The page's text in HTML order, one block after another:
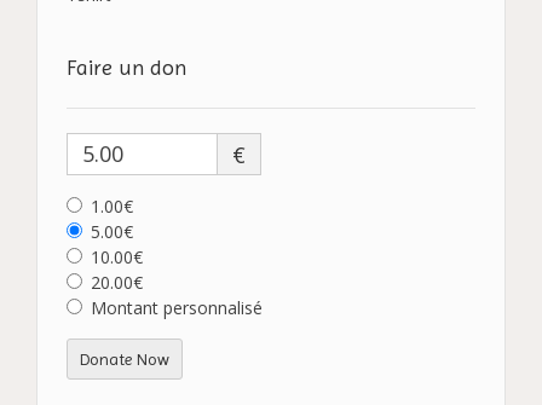
Faire un don
€
1.00€
5.00€
10.00€
20.00€
Montant personnalisé
Donate Now